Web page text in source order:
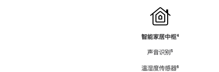
智能家居中枢脚
⁴
声音识别脚
⁵
温湿度传感器脚
⁶